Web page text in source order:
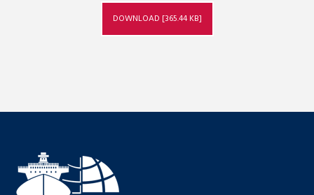
DOWNLOAD [365.44 KB]